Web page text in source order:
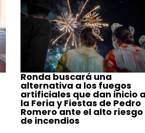
Ronda buscará una
alternativa a los fuegos
artificiales que dan inicio a
la Feria y Fiestas de Pedro
Romero ante el alto riesgo
de incendios